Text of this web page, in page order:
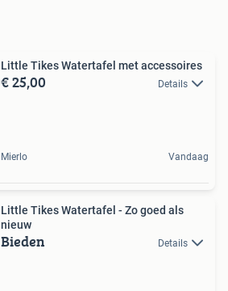
Little Tikes Watertafel met accessoires
€ 25,00 Details
Mierlo Vandaag
Little Tikes Watertafel - Zo goed als
nieuw
Bieden Details